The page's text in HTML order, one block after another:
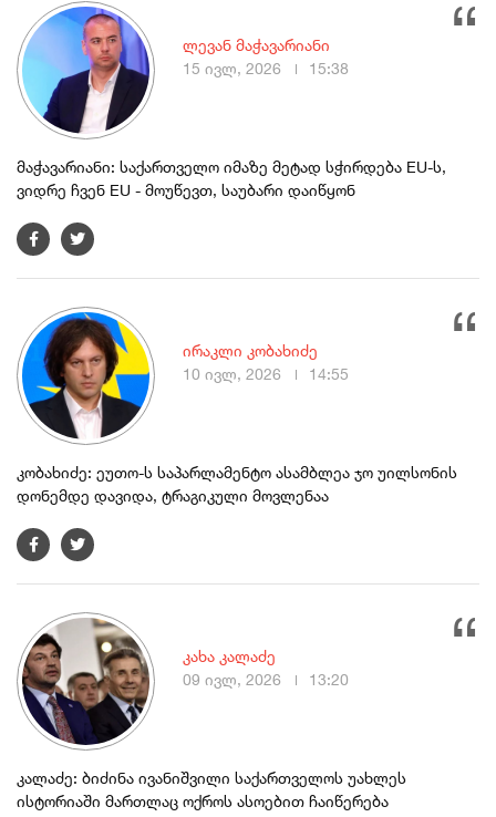
მაჭავარიანი: საქართველო იმაზე მეტად სჭირდება EU-ს,
ვიდრე ჩვენ EU - მოუწევთ, საუბარი დაიწყონ
ლევან მაჭავარიანი
15 ივლ, 2026
15:38
კობახიძე: ეუთო-ს საპარლამენტო ასამბლეა ჯო უილსონის
დონემდე დავიდა, ტრაგიკული მოვლენაა
ირაკლი კობახიძე
10 ივლ, 2026
14:55
კალაძე: ბიძინა ივანიშვილი საქართველოს უახლეს
ისტორიაში მართლაც ოქროს ასოებით ჩაიწერება
კახა კალაძე
09 ივლ, 2026
13:20